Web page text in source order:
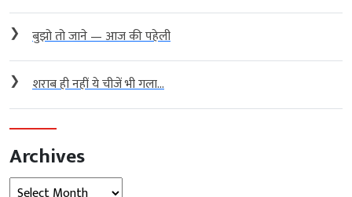
❯ बुझो तो जाने — आज की पहेली
❯ शराब ही नहीं ये चीजें भी गला...
Archives
Archives